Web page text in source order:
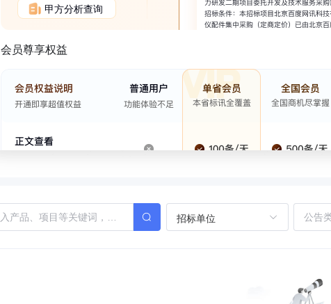
甲方分析查询
会员尊享权益
招标单位